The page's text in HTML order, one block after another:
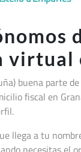
) buena parte
fiscal en
llega a tu